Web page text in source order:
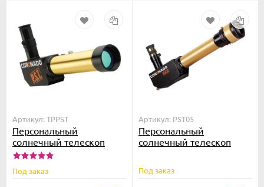
Артикул: TPPST
Персональный
солнечный телескоп
Coronado H-альфа PST
Под заказ
Артикул: PST05
Персональный
солнечный телескоп
Под заказ